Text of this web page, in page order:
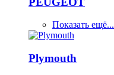
Показать ещё...
Plymouth